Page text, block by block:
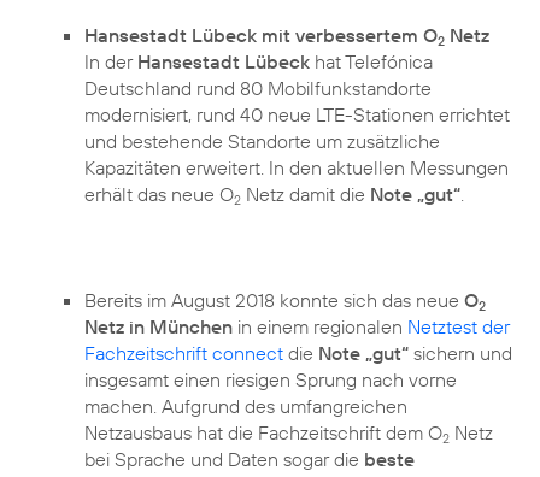
Hansestadt Lübeck mit verbessertem O2 Netz
In der Hansestadt Lübeck hat Telefónica
Deutschland rund 80 Mobilfunkstandorte
modernisiert, rund 40 neue LTE-Stationen errichtet
und bestehende Standorte um zusätzliche
Kapazitäten erweitert. In den aktuellen Messungen
erhält das neue O2 Netz damit die Note „gut“
Bereits im August 2018 konnte sich das neue O2
Netz in München in einem regionalen Netztest der
Fachzeitschrift connect die Note „gut“ sichern und
insgesamt einen riesigen Sprung nach vorne
machen. Aufgrund des umfangreichen
Netzausbaus hat die Fachzeitschrift dem O2 Netz
bei Sprache und Daten sogar die beste